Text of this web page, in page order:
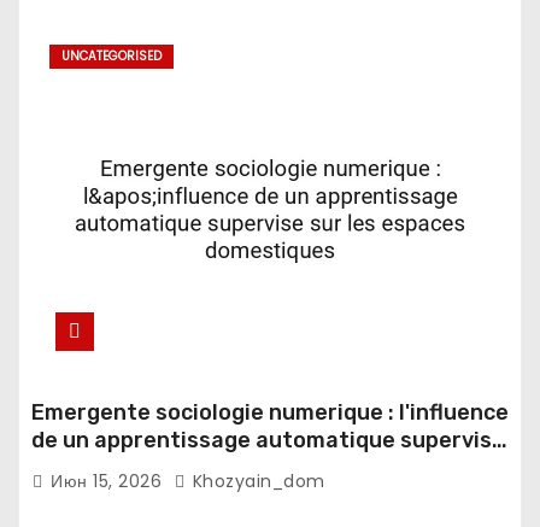
UNCATEGORISED
Emergente sociologie numerique : l'influence
de un apprentissage automatique supervise
sur les espaces domestiques
Июн 15, 2026 Khozyain_dom